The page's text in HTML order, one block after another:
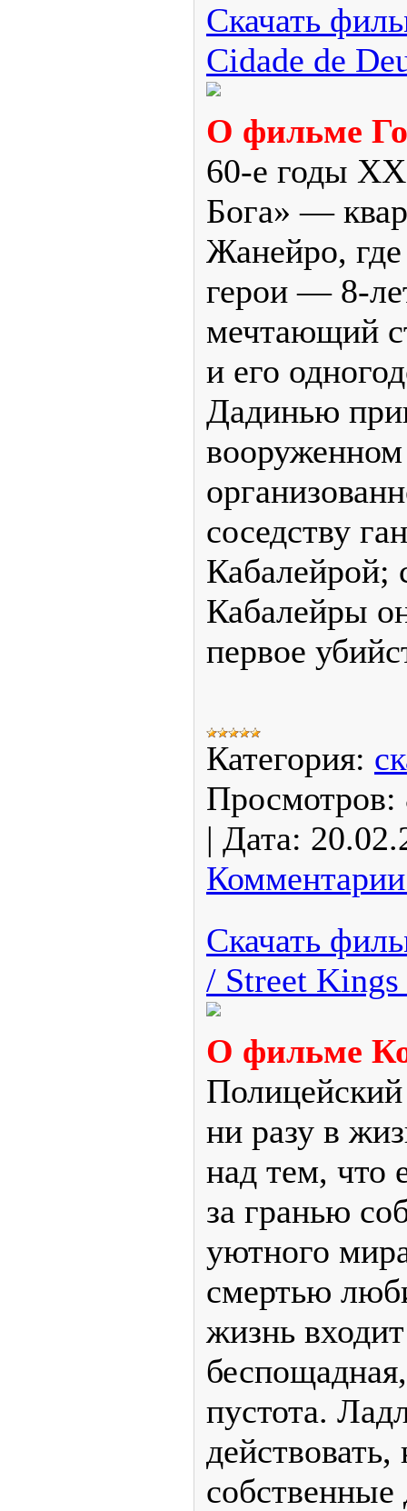
Скачать
Cidade de
О фильме
60-е годы
Бога» —
Жанейро,
герои — 8-
мечтающий
и его
Дадинью
соседству
Кабалейрой;
Кабалейры
первое
Категория:
Просмотров:
| Дата:
Скачать
/ Street
О фильме
ни разу в
над тем, что
за гранью
уютного
смертью
жизнь
пустота.
действовать,
собственные